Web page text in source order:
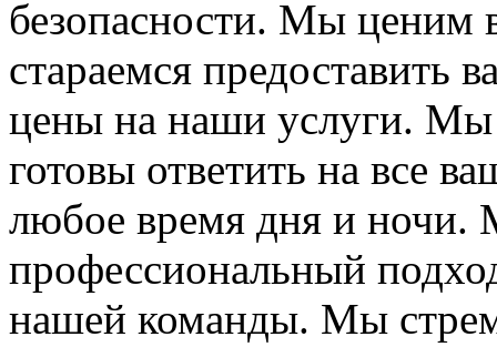
безопасности. Мы ценим
стараемся предоставить
цены на наши услуги. Мы
готовы ответить на все
любое время дня и ночи.
профессиональный
нашей команды. Мы